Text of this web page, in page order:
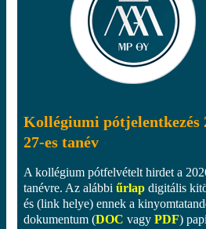
Kollégiumi pótjelentkezés
27-es tanév
A kollégium pótfelvételt hirdet a
tanévre. Az alábbi űrlap digitális
és (link helye) ennek a
dokumentum (DOC vagy PDF)